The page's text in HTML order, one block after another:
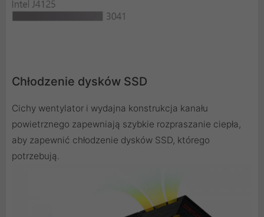
Chłodzenie dysków SSD
Cichy wentylator i wydajna konstrukcja kanału
powietrznego zapewniają szybkie rozpraszanie ciepła,
aby zapewnić chłodzenie dysków SSD, którego
potrzebują.